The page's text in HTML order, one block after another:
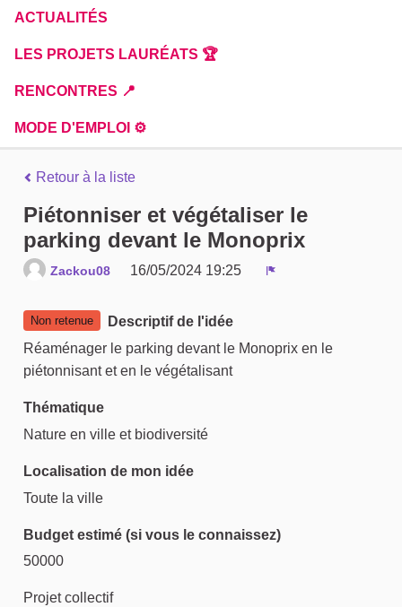
ACTUALITÉS
LES PROJETS LAURÉATS 🏆
RENCONTRES 📍
MODE D'EMPLOI ⚙️
Retour à la liste
Piétonniser et végétaliser le
parking devant le Monoprix
Zackou08
16/05/2024 19:25
Non retenue
Descriptif de l'idée
Réaménager le parking devant le Monoprix en le
piétonnisant et en le végétalisant
Thématique
Nature en ville et biodiversité
Localisation de mon idée
Toute la ville
Budget estimé (si vous le connaissez)
50000
Projet collectif